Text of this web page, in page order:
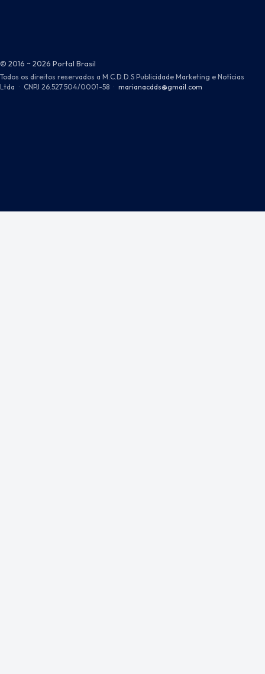
© 2016 ~ 2026 Portal Brasil
Todos os direitos reservados a M.C.D.D.S Publicidade Marketing e Notícias
Ltda · CNPJ 26.527.504/0001-58 · marianacdds@gmail.com